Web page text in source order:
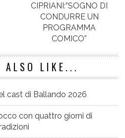
CIPRIANI:”SOGNO DI
CONDURRE UN
PROGRAMMA
COMICO”
ALSO LIKE...
cast di Ballando 2026
con quattro giorni di